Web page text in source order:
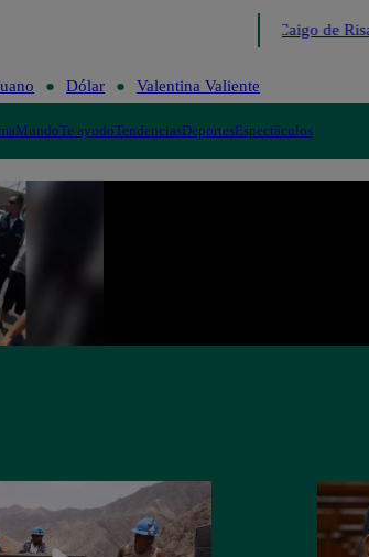
Me Caigo de Risa
Dólar Valentina Valiente
MundoTe ayudoTendenciasDeportesEspectáculos